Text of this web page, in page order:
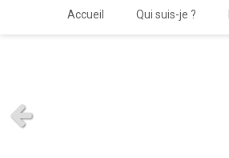
Accueil Qui suis-je ?
Slide précédent